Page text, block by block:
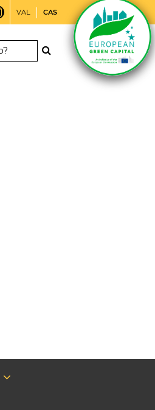
VAL CAS